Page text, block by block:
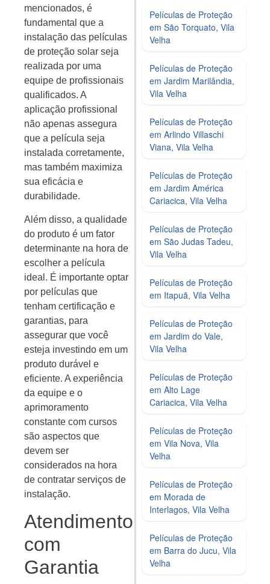
mencionados, é
fundamental que a
instalação das películas
de proteção solar seja
realizada por uma
equipe de profissionais
qualificados. A
aplicação profissional
não apenas assegura
que a película seja
instalada corretamente,
mas também maximiza
sua eficácia e
durabilidade.
Além disso, a qualidade
do produto é um fator
determinante na hora de
escolher a película
ideal. É importante optar
por películas que
tenham certificação e
garantias, para
assegurar que você
esteja investindo em um
produto durável e
eficiente. A experiência
da equipe e o
aprimoramento
constante com cursos
são aspectos que
devem ser
considerados na hora
de contratar serviços de
instalação.
Atendimento
com
Garantia
Películas de Proteção
em São Torquato, Vila
Velha
Películas de Proteção
em Jardim Marilândia,
Vila Velha
Películas de Proteção
em Arlindo Villaschi
Viana, Vila Velha
Películas de Proteção
em Jardim América
Cariacica, Vila Velha
Películas de Proteção
em São Judas Tadeu,
Vila Velha
Películas de Proteção
em Itapuã, Vila Velha
Películas de Proteção
em Jardim do Vale,
Vila Velha
Películas de Proteção
em Alto Lage
Cariacica, Vila Velha
Películas de Proteção
em Vila Nova, Vila
Velha
Películas de Proteção
em Morada de
Interlagos, Vila Velha
Películas de Proteção
em Barra do Jucu, Vila
Velha